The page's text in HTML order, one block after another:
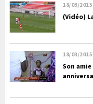
18/03/2015
(Vidéo)
18/03/2015
Son